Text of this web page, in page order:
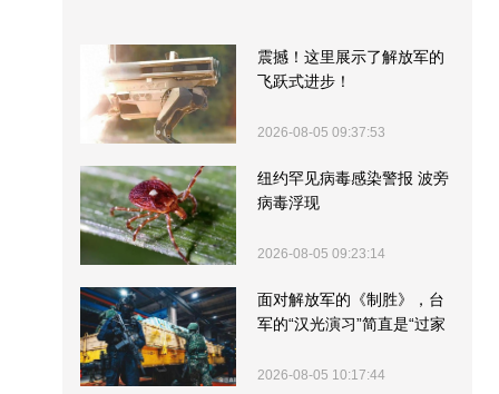
震撼！这里展示了解放军的
飞跃式进步！
2026-08-05 09:37:53
纽约罕见病毒感染警报 波旁
病毒浮现
2026-08-05 09:23:14
面对解放军的《制胜》，台
军的“汉光演习”简直是“过家
2026-08-05 10:17:44